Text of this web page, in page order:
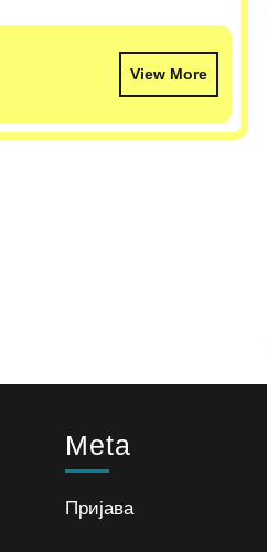
View More
Meta
Пријава